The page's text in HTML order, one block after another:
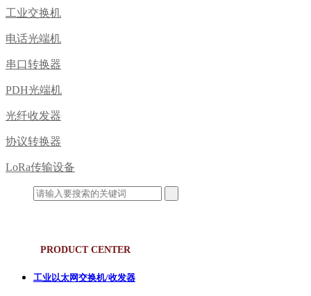
工业交换机
电话光端机
串口转换器
PDH光端机
光纤收发器
协议转换器
LoRa传输设备
PRODUCT CENTER
工业以太网交换机/收发器